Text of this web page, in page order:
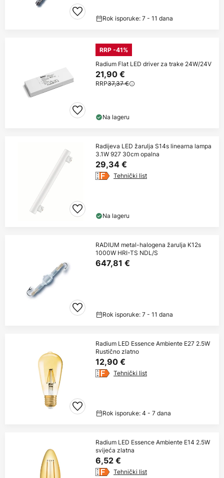
Rok isporuke: 7 - 11 dana
RRP -41%
Radium Flat LED driver za trake 24W/24V
21,90 €
RRP37,37 €
Na lageru
Radijeva LED žarulja S14s linearna lampa
3.1W 927 30cm opalna
29,34 €
Tehnički list
Na lageru
RADIUM metal-halogena žarulja K12s
1000W HRI-TS NDL/S
647,81 €
Rok isporuke: 7 - 11 dana
Radium LED Essence Ambiente E27 2.5W
Rustično zlatno
12,90 €
Tehnički list
Rok isporuke: 4 - 7 dana
Radium LED Essence Ambiente E14 2.5W
svijeća zlatna
6,52 €
Tehnički list